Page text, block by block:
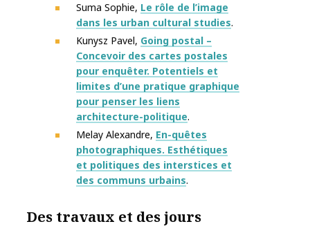
Suma Sophie, Le rôle de l’image
dans les urban cultural studies.
Kunysz Pavel, Going postal –
Concevoir des cartes postales
pour enquêter. Potentiels et
limites d’une pratique graphique
pour penser les liens
architecture-politique.
Melay Alexandre, En-quêtes
photographiques. Esthétiques
et politiques des interstices et
des communs urbains.
Des travaux et des jours